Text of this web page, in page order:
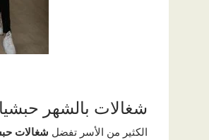
شغالات بالشهر
الكثير من الأسر تفضل شغالات